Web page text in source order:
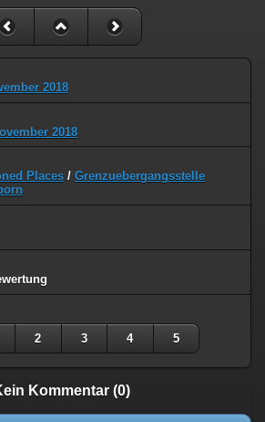
2018
2018
Places / Grenzuebergangsstelle
2 3 4 5
Kommentar (0)